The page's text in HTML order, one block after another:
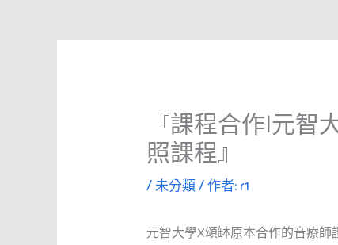
『課程合作|元智
照課程』
/未分類/ 作者:r1
元智大學X頌缽原本合作的音療